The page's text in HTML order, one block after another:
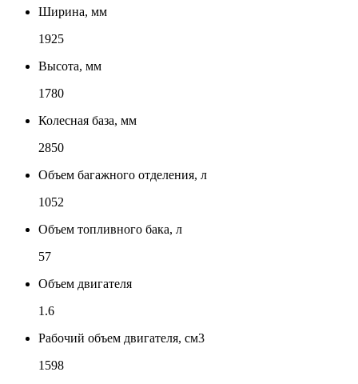
Ширина, мм
1925
Высота, мм
1780
Колесная база, мм
2850
Объем багажного отделения, л
1052
Объем топливного бака, л
57
Объем двигателя
1.6
Рабочий объем двигателя, см3
1598